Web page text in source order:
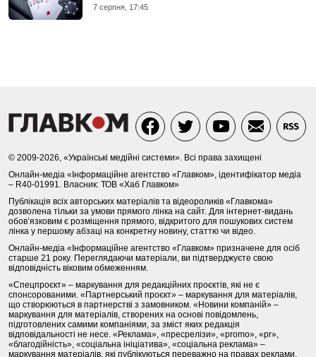
7 серпня, 17:45
© 2009-2026, «Українські медійні системи». Всі права захищені
Онлайн-медіа «Інформаційне агентство «Главком», ідентифікатор медіа
– R40-01991. Власник: ТОВ «Хаб Главком»
Публікація всіх авторських матеріалів та відеороликів «Главкома»
дозволена тільки за умови прямого лінка на сайт. Для інтернет-видань
обов’язковим є розміщення прямого, відкритого для пошукових систем
лінка у першому абзаці на конкретну новину, статтю чи відео.
Онлайн-медіа «Інформаційне агентство «Главком» призначене для осіб
старше 21 року. Переглядаючи матеріали, ви підтверджуєте свою
відповідність віковим обмеженням.
«Спецпроєкт» – маркування для редакційних проєктів, які не є
спонсорованими. «Партнерський проєкт» – маркування для матеріалів,
що створюються в партнерстві з замовником. «Новини компаній» –
маркування для матеріалів, створених на основі повідомлень,
підготовлених самими компаніями, за зміст яких редакція
відповідальності не несе. «Реклама», «пресрелізи», «promo», «pr»,
«благодійність», «соціальна ініціатива», «соціальна реклама» –
маркування матеріалів, які публікуються переважно на правах реклами.